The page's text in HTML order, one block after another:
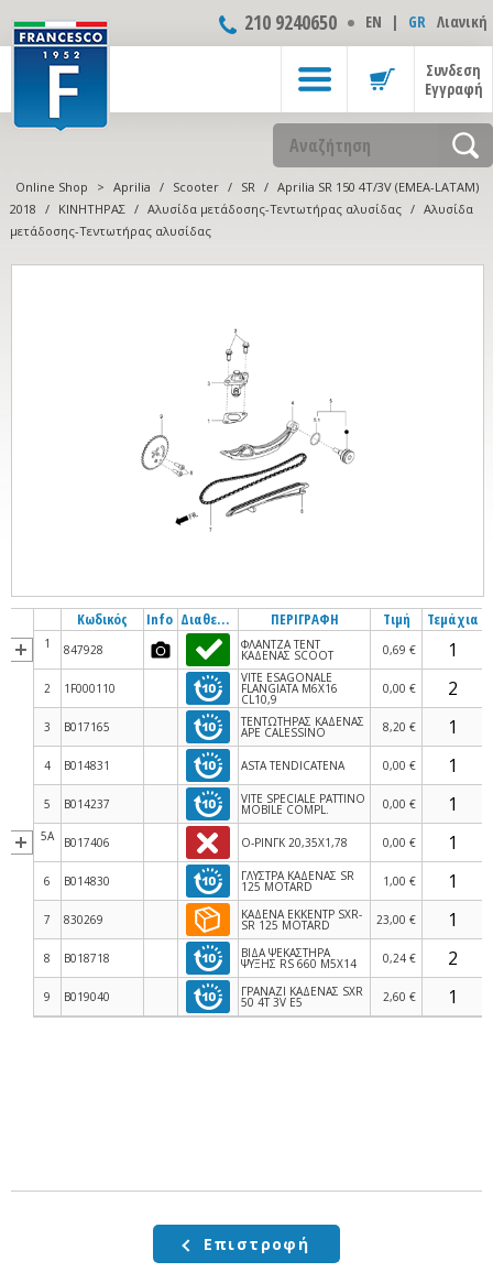
210 9240650 ΕΝ | GR Λιανική
Συνδεση
Εγγραφή
Online Shop > Aprilia / Scooter / SR / Aprilia SR 150 4T/3V (EMEA-LATAM)
2018 / ΚΙΝΗΤΗΡΑΣ / Αλυσίδα μετάδοσης-Τεντωτήρας αλυσίδας / Αλυσίδα
μετάδοσης-Τεντωτήρας αλυσίδας
Κωδικός Info Διαθεσιμότητα ΠΕΡΙΓΡΑΦΗ Τιμή Τεμάχια
1 847928 ΦΛΑΝΤΖΑ ΤΕΝΤ
ΚΑΔΕΝΑΣ SCOOT 0,69 €
2 1F000110
VITE ESAGONALE
FLANGIATA M6X16
CL10,9
0,00 €
3 B017165 ΤΕΝΤΩΤΗΡΑΣ ΚΑΔΕΝΑΣ
ΑΡΕ CALESSINO 8,20 €
4 B014831 ASTA TENDICATENA 0,00 €
5 B014237 VITE SPECIALE PATTINO
MOBILE COMPL. 0,00 €
5A B017406 Ο-ΡΙΝΓΚ 20,35X1,78 0,00 €
6 B014830 ΓΛΥΣΤΡΑ ΚΑΔΕΝΑΣ SR
125 MOTARD 1,00 €
7 830269 ΚΑΔΕΝΑ ΕΚΚΕΝΤΡ SXR-
SR 125 MOTARD 23,00 €
8 B018718 ΒΙΔΑ ΨΕΚΑΣΤΗΡΑ
ΨΥΞΗΣ RS 660 M5X14 0,24 €
9 B019040 ΓΡΑΝΑΖΙ ΚΑΔΕΝΑΣ SXR
50 4T 3V E5 2,60 €
Επιστροφή